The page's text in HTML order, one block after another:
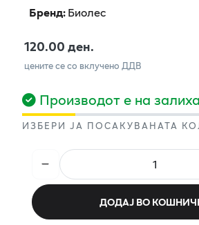
Бренд:Биолес
120.00 ден.
цените се со вклучено ДДВ
Производот е на
ИЗБЕРИ ЈА ПОСАКУВАНАТА
ДОДАЈ ВО